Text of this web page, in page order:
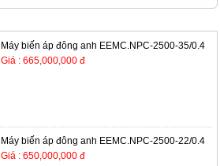
Máy biến áp đông anh EEMC.NPC-2500-35/0.4
Giá : 665,000,000 đ
Máy biến áp đông anh EEMC.NPC-2500-22/0.4
Giá : 650,000,000 đ